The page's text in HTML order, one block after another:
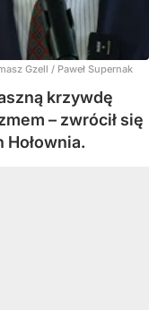
Gzell / Paweł Supernak
krzywdę
– zwrócił się